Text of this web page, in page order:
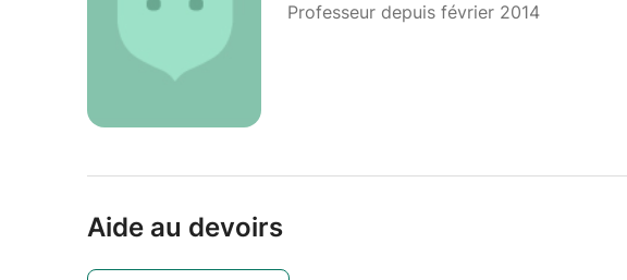
Professeur depuis février 2014
Aide au devoirs